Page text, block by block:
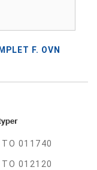
F. OVN
011740
012120